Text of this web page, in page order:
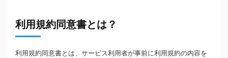
利用規約同意書とは？
利用規約同意書とは、サービス利用者が事前に利用規約の内容を